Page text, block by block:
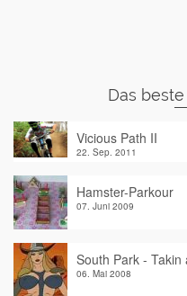
Das
Vicious Path II
22. Sep. 2011
Hamster-Parkour
07. Juni 2009
South Park - Takin
06. Mai 2008